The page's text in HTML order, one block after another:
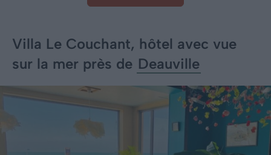
Villa Le Couchant, hôtel avec vue
sur la mer près de Deauville